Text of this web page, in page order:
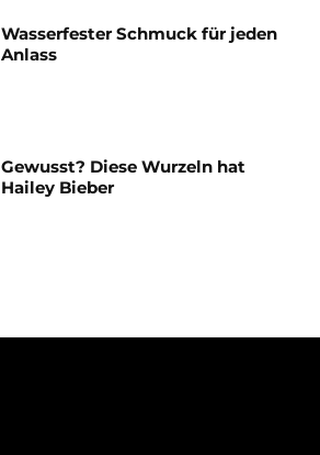
Wasserfester Schmuck für jeden
Anlass
Gewusst? Diese Wurzeln hat
Hailey Bieber